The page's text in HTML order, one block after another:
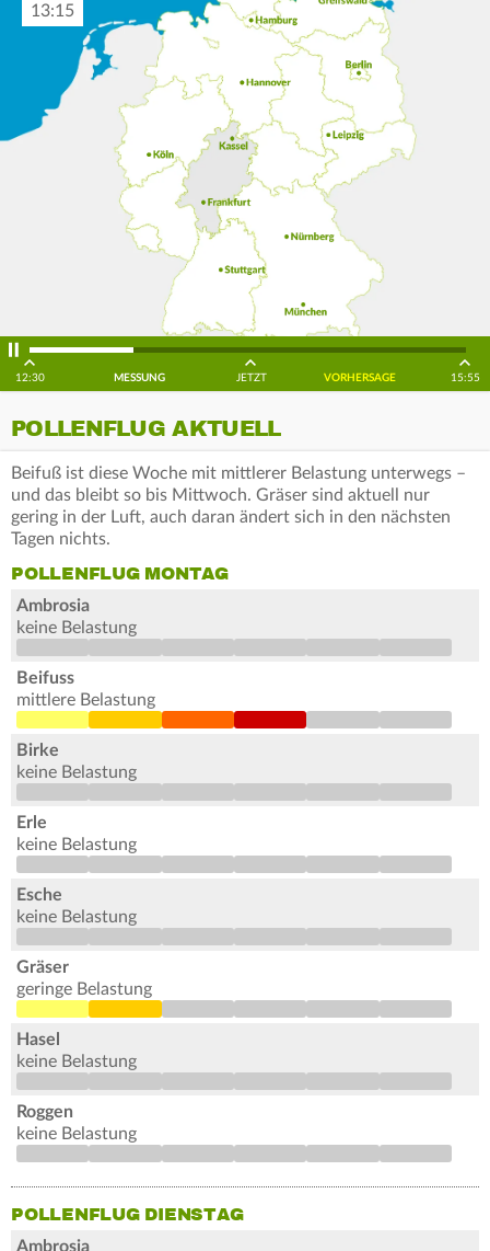
13:25
12:30 MESSUNG JETZT VORHERSAGE 15:55
POLLENFLUG AKTUELL
Beifuß ist diese Woche mit mittlerer Belastung unterwegs –
und das bleibt so bis Mittwoch. Gräser sind aktuell nur
gering in der Luft, auch daran ändert sich in den nächsten
Tagen nichts.
POLLENFLUG MONTAG
Ambrosia
keine Belastung
Beifuss
mittlere Belastung
Birke
keine Belastung
Erle
keine Belastung
Esche
keine Belastung
Gräser
geringe Belastung
Hasel
keine Belastung
Roggen
keine Belastung
POLLENFLUG DIENSTAG
Ambrosia